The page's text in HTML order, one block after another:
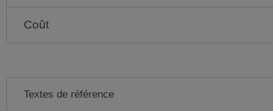
Coût
Textes de référence